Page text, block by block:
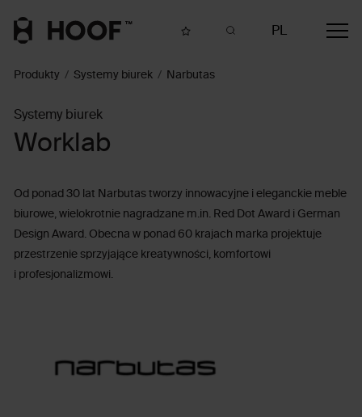
PL
Produkty Systemy biurek Narbutas
Systemy biurek
Worklab
Od ponad 30 lat Narbutas tworzy innowacyjne i eleganckie meble
biurowe, wielokrotnie nagradzane m.in. Red Dot Award i German
Design Award. Obecna w ponad 60 krajach marka projektuje
przestrzenie sprzyjające kreatywności, komfortowi
i profesjonalizmowi.